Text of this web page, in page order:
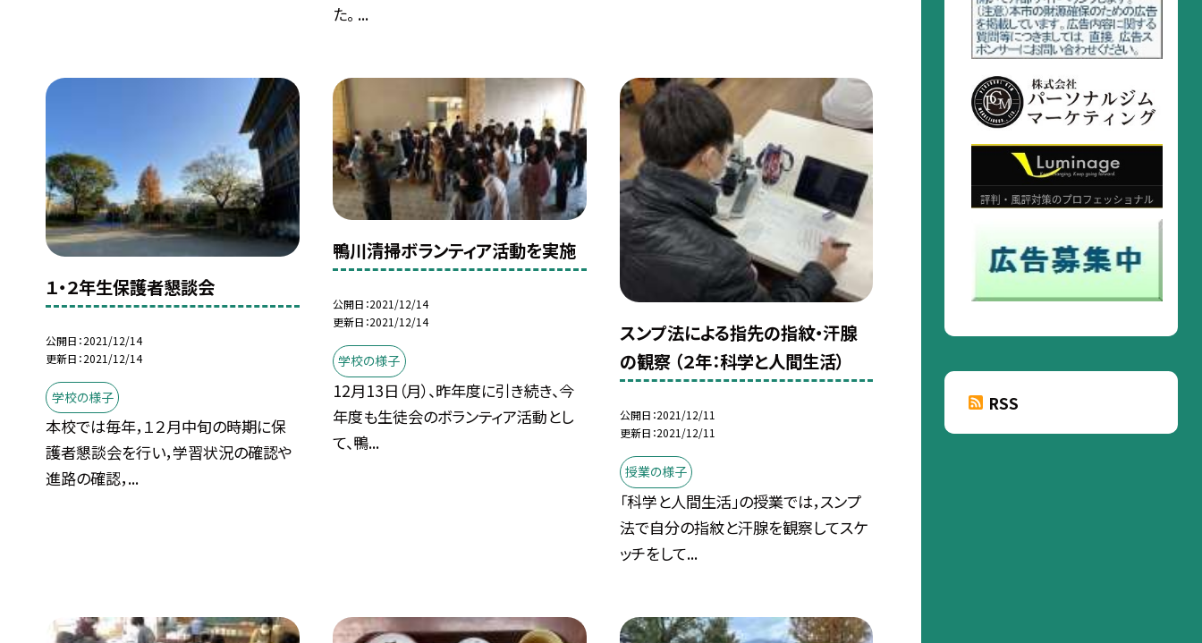
た。 ...
１・２年生保護者懇談会
公開日 2021/12/14
更新日 2021/12/14
学校の様子
本校では毎年，１２月中旬の時期に保
護者懇談会を行い，学習状況の確認や
進路の確認，...
鴨川清掃ボランティア活動を実施
公開日 2021/12/14
更新日 2021/12/14
学校の様子
12月13日（月）、昨年度に引き続き、今
年度も生徒会のボランティア活動とし
て、鴨...
スンプ法による指先の指紋・汗腺
の観察 （２年：科学と人間生活）
公開日 2021/12/11
更新日 2021/12/11
授業の様子
「科学と人間生活」の授業では，スンプ
法で自分の指紋と汗腺を観察してスケ
ッチをして...
RSS